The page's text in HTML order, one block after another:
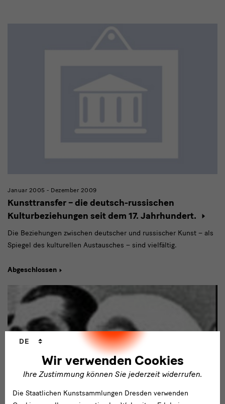
Januar 2005 - Dezember 2009
Kunsttransfer – die deutsch-russischen
Kulturbeziehungen seit dem 17. Jahrhundert.
Die Beziehungen zwischen deutscher und russischer Kunst – als
Spiegel des kulturellen Austausches – sind vielfältig.
Abgeschlossen
Wir verwenden Cookies
Ihre Zustimmung können Sie jederzeit widerrufen.
Sprachwechsler
DE
Die Staatlichen Kunstsammlungen Dresden verwenden